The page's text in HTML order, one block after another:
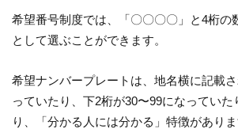
希望番号制度では、「〇〇〇〇」と4桁の
として選ぶことができます。
希望ナンバープレートは、地名横に記載
っていたり、下2桁が30〜99になってい
り、「分かる人には分かる」特徴がありま